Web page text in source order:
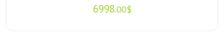
6998.00$